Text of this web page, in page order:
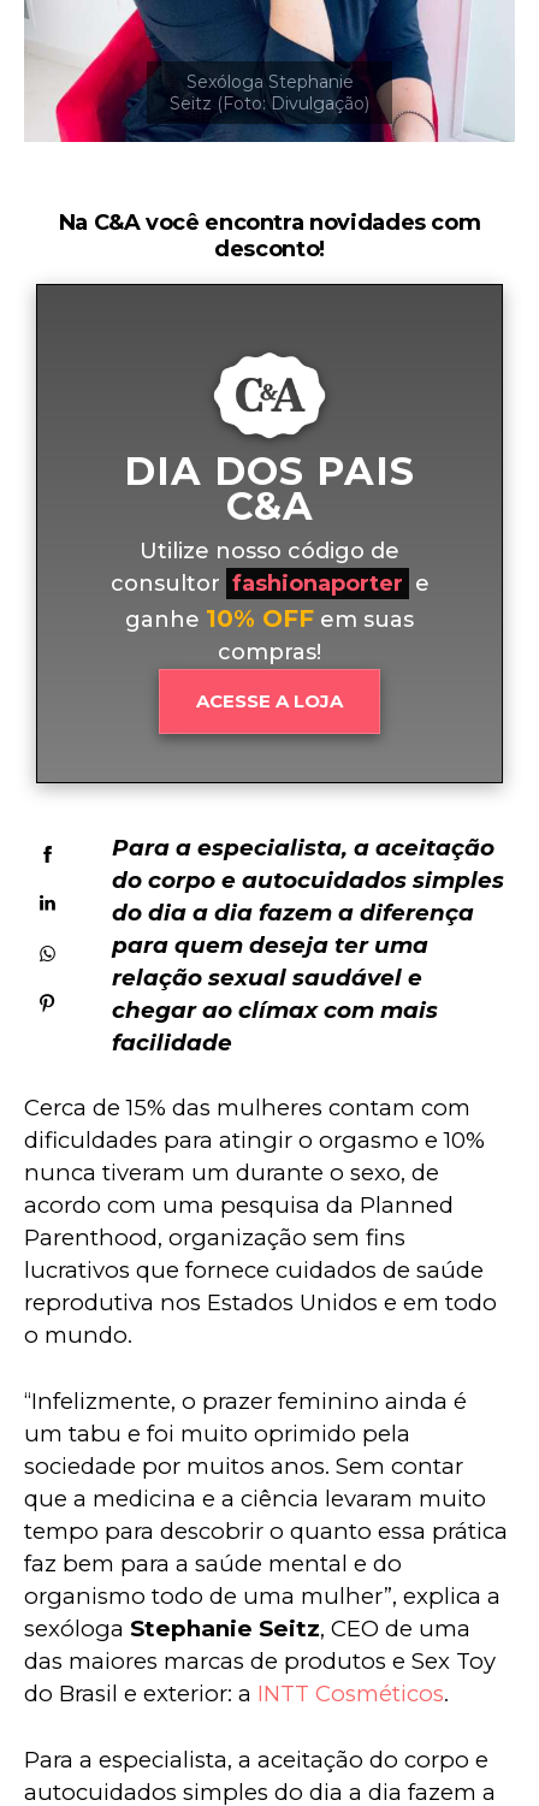
Na C&A você encontra novidades com
desconto!
DIA DOS PAIS
C&A
Utilize nosso código de
consultor fashionaporter e
ganhe 10% OFF em suas
compras!
ACESSE A LOJA
Para a especialista, a aceitação
do corpo e autocuidados simples
do dia a dia fazem a diferença
para quem deseja ter uma
relação sexual saudável e
chegar ao clímax com mais
facilidade
Cerca de 15% das mulheres contam com
dificuldades para atingir o orgasmo e 10%
nunca tiveram um durante o sexo, de
acordo com uma pesquisa da Planned
Parenthood, organização sem fins
lucrativos que fornece cuidados de saúde
reprodutiva nos Estados Unidos e em todo
o mundo.
“Infelizmente, o prazer feminino ainda é
um tabu e foi muito oprimido pela
sociedade por muitos anos. Sem contar
que a medicina e a ciência levaram muito
tempo para descobrir o quanto essa prática
faz bem para a saúde mental e do
organismo todo de uma mulher”, explica a
sexóloga Stephanie Seitz, CEO de uma
das maiores marcas de produtos e Sex Toy
do Brasil e exterior: a INTT Cosméticos.
Para a especialista, a aceitação do corpo e
autocuidados simples do dia a dia fazem a